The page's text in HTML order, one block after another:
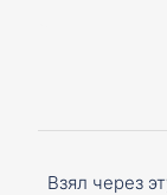
Взял через